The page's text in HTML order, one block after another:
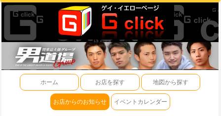
ホーム お店を探す 地図から探す
お店からのお知らせ イベントカレンダー